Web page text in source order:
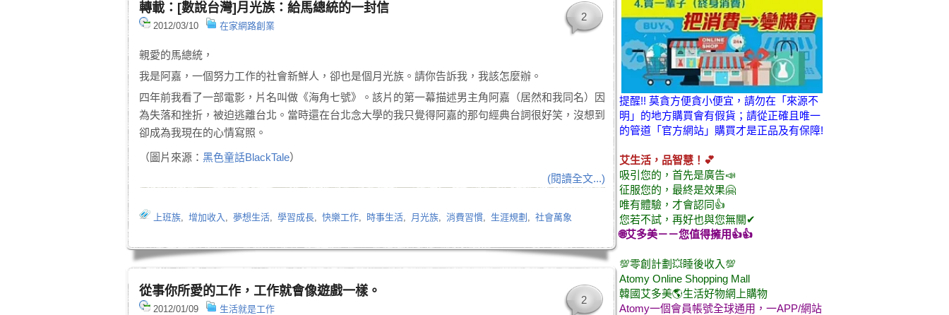
轉載：[數說台灣]月光族：給馬總統的一封信
2012/03/10 在家網路創業
2
親愛的馬總統，
我是阿嘉，一個努力工作的社會新鮮人，卻也是個月光族。請你告訴我，我該怎麼辦。
四年前我看了一部電影，片名叫做《海角七號》。該片的第一幕描述男主角阿嘉（居然和我同名）因
為失落和挫折，被迫逃離台北。當時還在台北念大學的我只覺得阿嘉的那句經典台詞很好笑，沒想到
卻成為我現在的心情寫照。
（圖片來源： 黑色童話BlackTale）
(閱讀全文...)
上班族, 增加收入 , 夢想生活, 學習成長, 快樂工作, 時事生活, 月光族, 消費習慣, 生涯規劃 , 社會萬象
從事你所愛的工作，工作就會像遊戲一樣。
2012/01/09 生活就是工作
2
提醒!! 莫貪方便貪小便宜，請勿在「來源不
明」的地方購買會有假貨；請從正確且唯一
的管道「官方網站」購買才是正品及有保障!
艾生活，品智慧！💕
吸引您的，首先是廣告📣
征服您的，最終是效果🤗
唯有體驗，才會認同👍
您若不試，再好也與您無關✔
🌐艾多美－－您值得擁用👍👍
💯零創計劃💥睡後收入💯
Atomy Online Shopping Mall
韓國艾多美🌎生活好物網上購物
Atomy一個會員帳號全球通用，一APP/網站